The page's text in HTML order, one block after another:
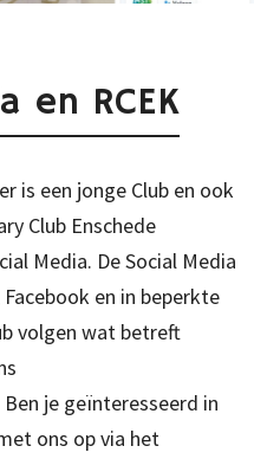
en RCEK
is een jonge Club en ook
Club Enschede
Media. De Social Media
Facebook en in beperkte
volgen wat betreft
Ben je geïnteresseerd in
ons op via het